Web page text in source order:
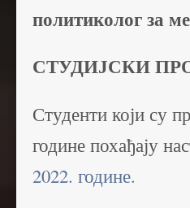
политиколог за
СТУДИЈСКИ
Студенти који су
године похађају
2022. године.